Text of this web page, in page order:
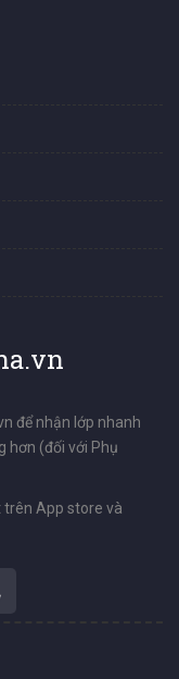
để nhận lớp nhanh
hơn (đối với Phụ
trên App store và